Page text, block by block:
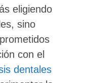
eligiendo
sino
con el
dentales